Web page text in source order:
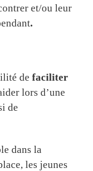
et/ou leur
.
de faciliter
lors d’une
de
dans la
les jeunes